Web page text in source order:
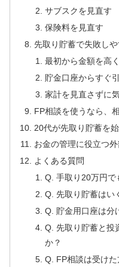
サブスクを見直す
保険料を見直す
先取り貯蓄で失敗し
最初から金額を高
貯金口座からすぐ
家計を見直さずに
FP相談を使うなら、
20代が先取り貯蓄を
お金の管理に役立つ
よくある質問
Q. 手取り20万円で
Q. 先取り貯蓄はい
Q. 貯金用口座は分
Q. 先取り貯蓄と投
か？
Q. FP相談は受け